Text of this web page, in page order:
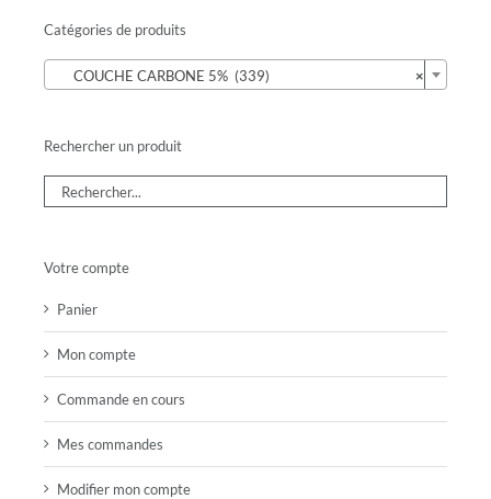
Catégories de produits
×
COUCHE CARBONE 5% (339)
Rechercher un produit
Votre compte
Panier
Mon compte
Commande en cours
Mes commandes
Modifier mon compte